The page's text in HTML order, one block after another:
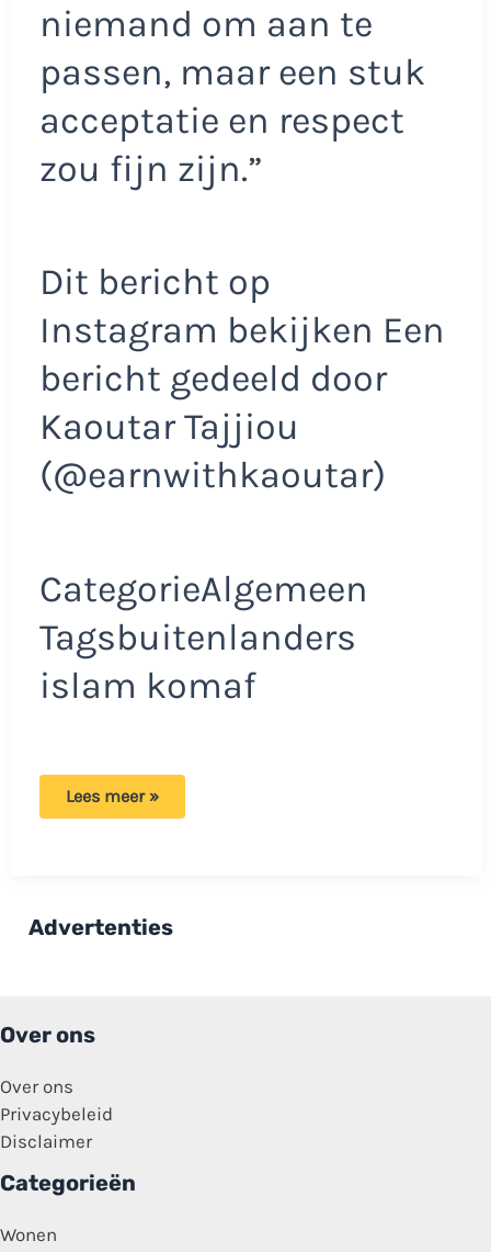
niemand om aan te
passen, maar een stuk
acceptatie en respect
zou fijn zijn.”
Dit bericht op
Instagram bekijken Een
bericht gedeeld door
Kaoutar Tajjiou
(@earnwithkaoutar)
CategorieAlgemeen
Tagsbuitenlanders
islam komaf
Nederlandse
terug
naar
Lees meer »
Advertenties
Over ons
Over ons
Privacybeleid
Disclaimer
Categorieën
Wonen